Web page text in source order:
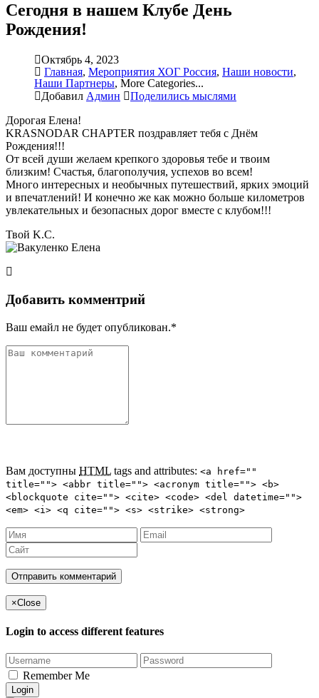
Сегодня в нашем Клубе День
Рождения!
Октябрь 4, 2023
Главная, Мероприятия ХОГ Россия, Наши новости,
Наши Партнеры, More Categories...
Добавил Админ
Поделились мыслями
Дорогая Елена!
KRASNODAR CHAPTER поздравляет тебя с Днём
Рождения!!!
От всей души желаем крепкого здоровья тебе и твоим
близким! Счастья, благополучия, успехов во всем!
Много интересных и необычных путешествий, ярких эмоций
и впечатлений! И конечно же как можно больше километров
увлекательных и безопасных дорог вместе с клубом!!!
Твой K.C.
Добавить комментрий
Ваш емайл не будет опубликован.*
Вам доступны HTML tags and attributes: <a href=""
title=""> <abbr title=""> <acronym title=""> <b>
<blockquote cite=""> <cite> <code> <del datetime="">
<em> <i> <q cite=""> <s> <strike> <strong>
×Close
Login to access different features
Remember Me
Login